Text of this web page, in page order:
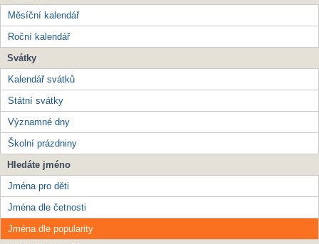
Měsíční kalendář
Roční kalendář
Svátky
Kalendář svátků
Státní svátky
Významné dny
Školní prázdniny
Hledáte jméno
Jména pro děti
Jména dle četnosti
Jména dle popularity